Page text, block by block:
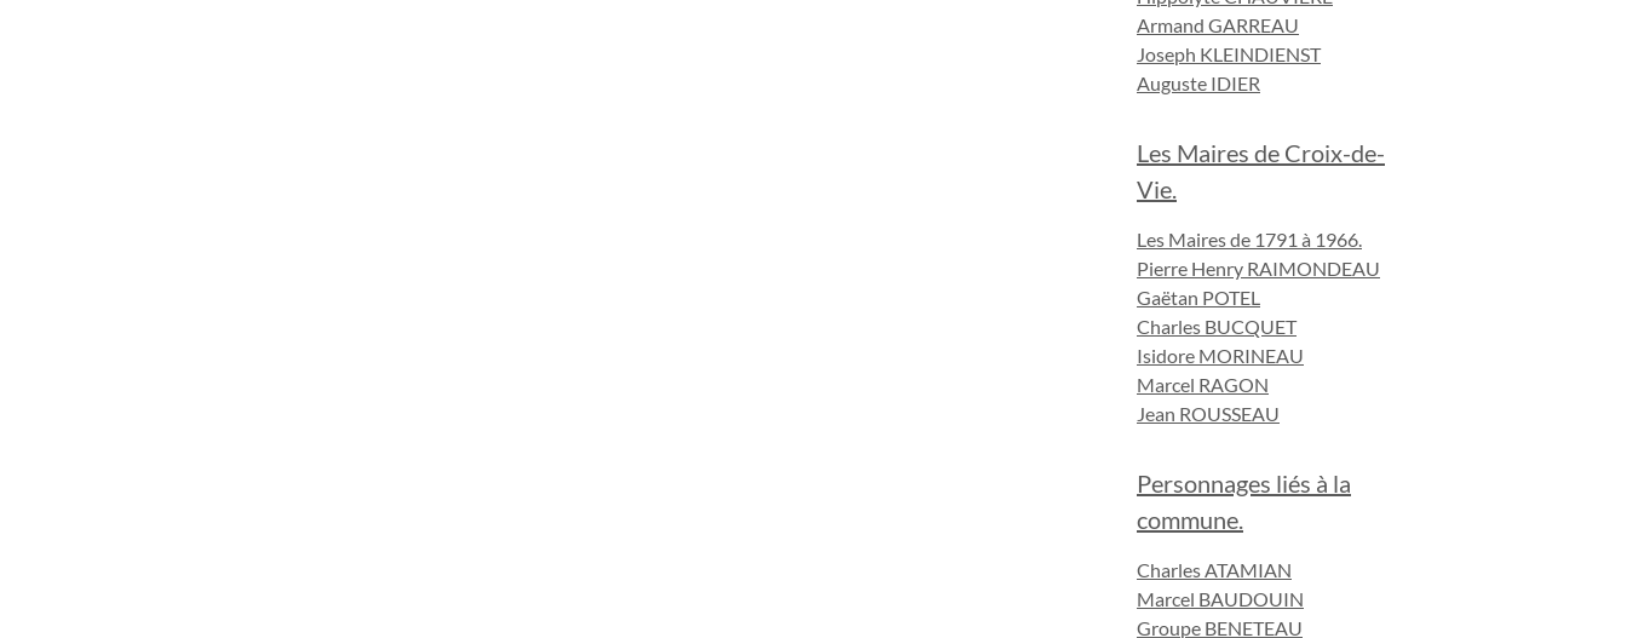
Armand GARREAU
Joseph KLEINDIENST
Auguste IDIER
Les Maires de Croix-de-
Vie.
Les Maires de 1791 à 1966.
Pierre Henry RAIMONDEAU
Gaëtan POTEL
Charles BUCQUET
Isidore MORINEAU
Marcel RAGON
Jean ROUSSEAU
Personnages liés à la
commune.
Charles ATAMIAN
Marcel BAUDOUIN
Groupe BENETEAU